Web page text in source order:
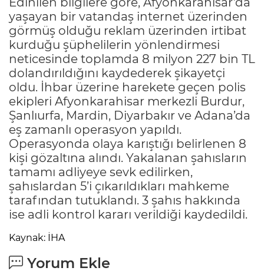
yaşayan bir vatandaş internet üzerinden
görmüş olduğu reklam üzerinden irtibat
kurduğu şüphelilerin yönlendirmesi
neticesinde toplamda 8 milyon 227 bin TL
dolandırıldığını kaydederek şikayetçi
oldu. İhbar üzerine harekete geçen polis
ekipleri Afyonkarahisar merkezli Burdur,
Şanlıurfa, Mardin, Diyarbakır ve Adana’da
eş zamanlı operasyon yapıldı.
Operasyonda olaya karıştığı belirlenen 8
kişi gözaltına alındı. Yakalanan şahısların
tamamı adliyeye sevk edilirken,
şahıslardan 5’i çıkarıldıkları mahkeme
tarafından tutuklandı. 3 şahıs hakkında
ise adli kontrol kararı verildiği kaydedildi.
Kaynak: İHA
Yorum Ekle